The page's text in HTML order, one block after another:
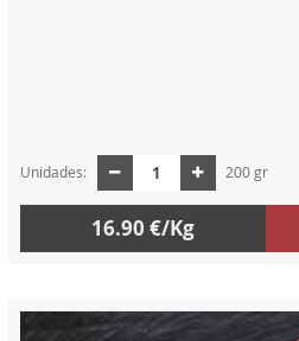
Unidades: 200 gr
16.90 €/Kg